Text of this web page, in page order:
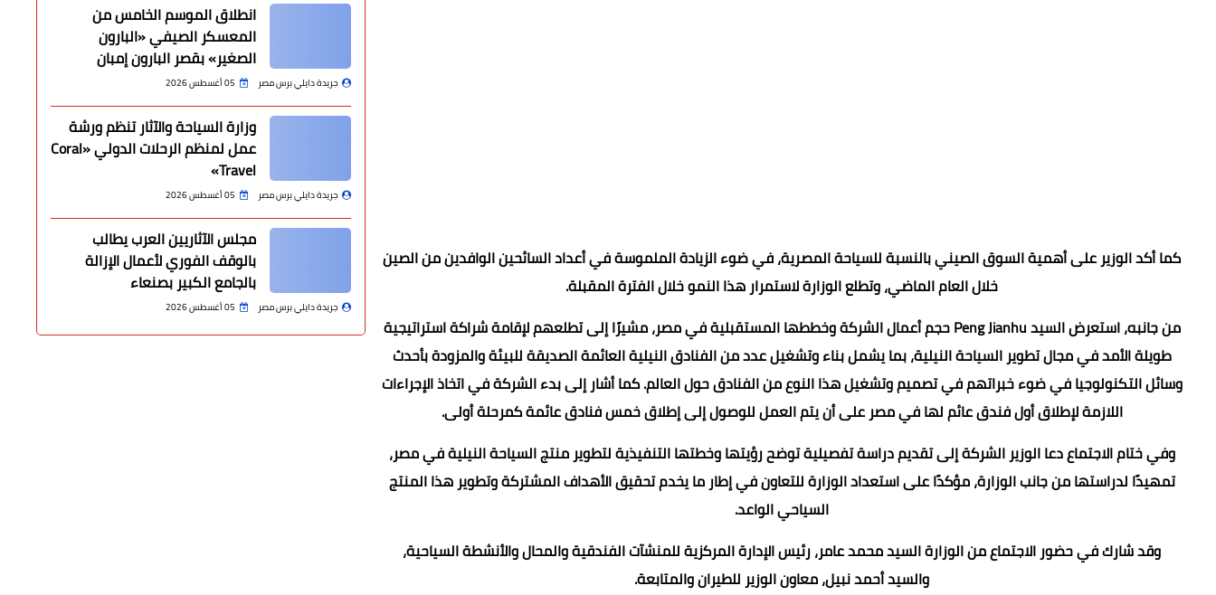
كما أكد الوزير على أهمية السوق الصيني بالنسبة للسياحة المصرية، في ضوء الزيادة الملموسة في أعداد السائحين الوافدين من الصين
خلال العام الماضي، وتطلع الوزارة لاستمرار هذا النمو خلال الفترة المقبلة.
من جانبه، استعرض السيد Peng Jianhu حجم أعمال الشركة وخططها المستقبلية في مصر، مشيرًا إلى تطلعهم لإقامة شراكة استراتيجية
طويلة الأمد في مجال تطوير السياحة النيلية، بما يشمل بناء وتشغيل عدد من الفنادق النيلية العائمة الصديقة للبيئة والمزودة بأحدث
وسائل التكنولوجيا في ضوء خبراتهم في تصميم وتشغيل هذا النوع من الفنادق حول العالم. كما أشار إلى بدء الشركة في اتخاذ الإجراءات
اللازمة لإطلاق أول فندق عائم لها في مصر على أن يتم العمل للوصول إلى إطلاق خمس فنادق عائمة كمرحلة أولى.
وفي ختام الاجتماع دعا الوزير الشركة إلى تقديم دراسة تفصيلية توضح رؤيتها وخطتها التنفيذية لتطوير منتج السياحة النيلية في مصر،
تمهيدًا لدراستها من جانب الوزارة، مؤكدًا على استعداد الوزارة للتعاون في إطار ما يخدم تحقيق الأهداف المشتركة وتطوير هذا المنتج
السياحي الواعد.
وقد شارك في حضور الاجتماع من الوزارة السيد محمد عامر، رئيس الإدارة المركزية للمنشآت الفندقية والمحال والأنشطة السياحية،
والسيد أحمد نبيل، معاون الوزير للطيران والمتابعة.
انطلاق الموسم الخامس من
المعسكر الصيفي «البارون
الصغير» بقصر البارون إمبان
جريدة دايلي برس مصر 05 أغسطس 2026
وزارة السياحة والآثار تنظم ورشة
عمل لمنظم الرحلات الدولي «Coral
Travel»
جريدة دايلي برس مصر 05 أغسطس 2026
مجلس الآثاريين العرب يطالب
بالوقف الفوري لأعمال الإزالة
بالجامع الكبير بصنعاء
جريدة دايلي برس مصر 05 أغسطس 2026